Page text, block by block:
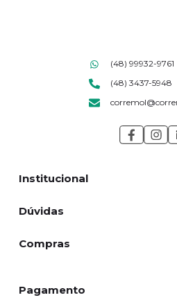
Institucional
Dúvidas
Compras
(48) 99932-9761
(48) 3437-5948
Pagamento